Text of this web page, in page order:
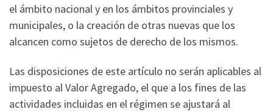
el ámbito nacional y en los ámbitos provinciales y
municipales, o la creación de otras nuevas que los
alcancen como sujetos de derecho de los mismos.
Las disposiciones de este artículo no serán aplicables al
impuesto al Valor Agregado, el que a los fines de las
actividades incluidas en el régimen se ajustará al